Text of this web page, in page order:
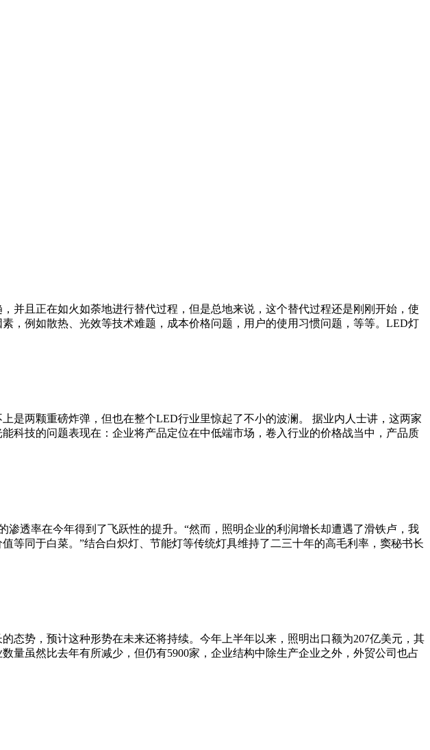
并且正在如火如荼地进行替代过程，但是总地来说，这个替代过程还是刚刚开始，使
，例如散热、光效等技术难题，成本价格问题，用户的使用习惯问题，等等。LED灯
是两颗重磅炸弹，但也在整个LED行业里惊起了不小的波澜。 据业内人士讲，这两家
科技的问题表现在：企业将产品定位在中低端市场，卷入行业的价格战当中，产品质
透率在今年得到了飞跃性的提升。“然而，照明企业的利润增长却遭遇了滑铁卢，我
等同于白菜。”结合白炽灯、节能灯等传统灯具维持了二三十年的高毛利率，窦秘书长
态势，预计这种形势在未来还将持续。今年上半年以来，照明出口额为207亿美元，其
量虽然比去年有所减少，但仍有5900家，企业结构中除生产企业之外，外贸公司也占